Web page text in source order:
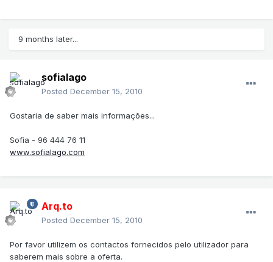
9 months later...
sofialago
Posted December 15, 2010
Gostaria de saber mais informações...
Sofia - 96 444 76 11
www.sofialago.com
Arq.to
Posted December 15, 2010
Por favor utilizem os contactos fornecidos pelo utilizador para
saberem mais sobre a oferta.